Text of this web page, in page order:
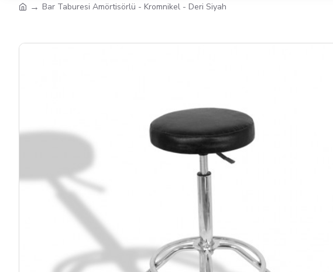
Bar Taburesi Amörtisörlü - Kromnikel - Deri Siyah